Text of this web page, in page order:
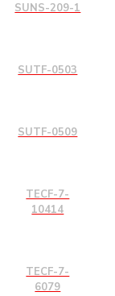
SUNS-209-1
SUTF-0503
SUTF-0509
TECF-7-
10414
TECF-7-
6079